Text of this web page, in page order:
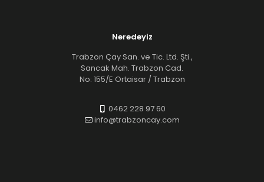
Neredeyiz
Trabzon Çay San. ve Tic. Ltd. Şti.,
Sancak Mah. Trabzon Cad.
No: 155/E Ortaisar / Trabzon
0462 228 97 60
info@trabzoncay.com